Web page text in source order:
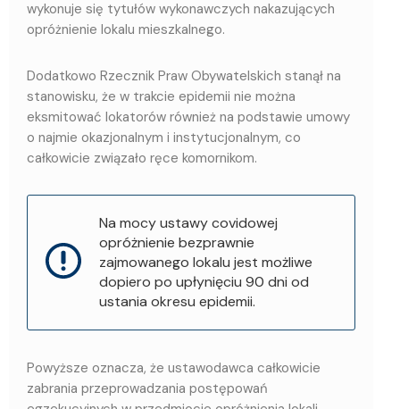
wykonuje się tytułów wykonawczych nakazujących
opróżnienie lokalu mieszkalnego.
Dodatkowo Rzecznik Praw Obywatelskich stanął na
stanowisku, że w trakcie epidemii nie można
eksmitować lokatorów również na podstawie umowy
o najmie okazjonalnym i instytucjonalnym, co
całkowicie związało ręce komornikom.
Na mocy ustawy covidowej
opróżnienie bezprawnie
zajmowanego lokalu jest możliwe
dopiero po upłynięciu 90 dni od
ustania okresu epidemii.
Powyższe oznacza, że ustawodawca całkowicie
zabrania przeprowadzania postępowań